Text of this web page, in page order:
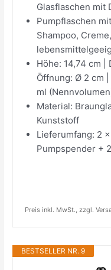
Glasflaschen mit
Pumpflaschen
Shampoo,
Höhe: 14,74 cm |
Öffnung: Ø 2 cm
ml
Material:
Kunststoff
Lieferumfang: 2
Pumpspender +
Preis inkl. MwSt., zzgl.
BESTSELLER NR. 9